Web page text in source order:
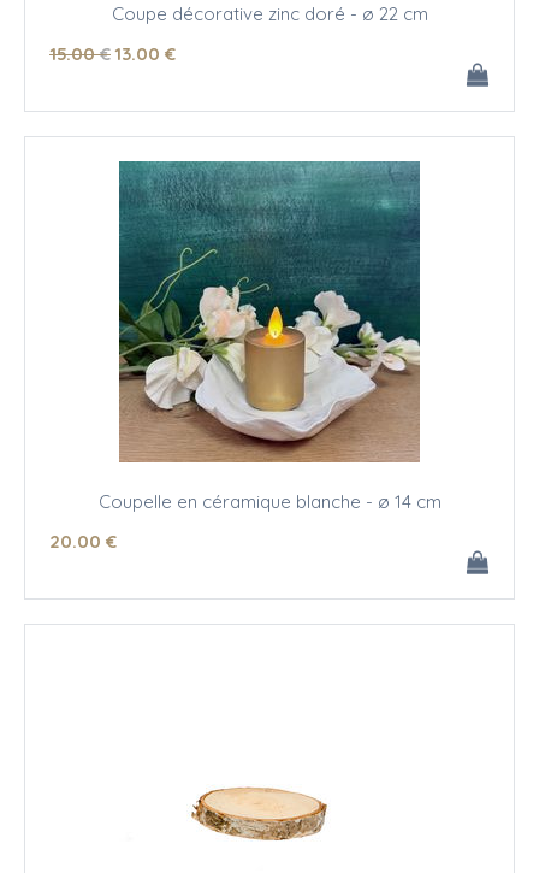
Coupe décorative zinc doré - ø 22 cm
15.00 €13.00 €
Coupelle en céramique blanche - ø 14 cm
20.00 €